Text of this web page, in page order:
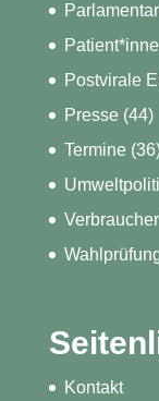
Postvirale
Presse(44)
Termine
Kontakt